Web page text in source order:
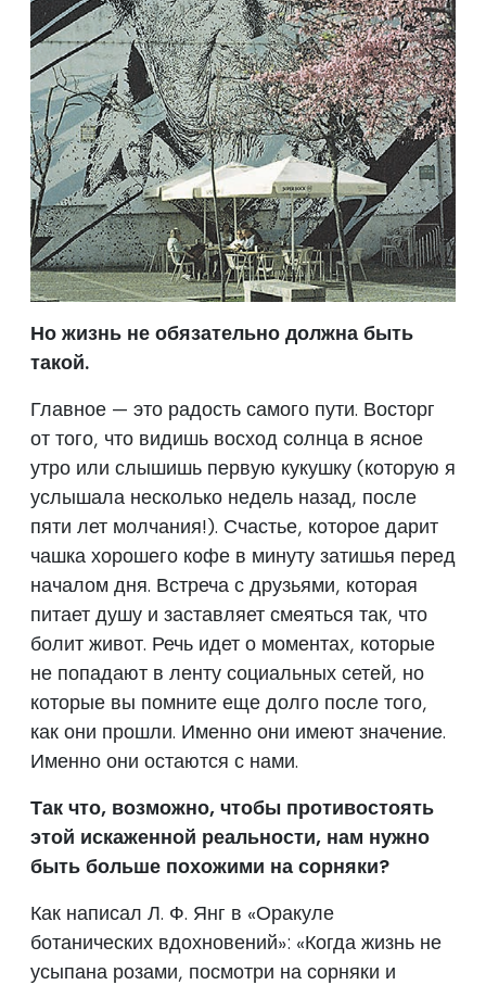
Но жизнь не обязательно должна быть
такой.
Главное — это радость самого пути. Восторг
от того, что видишь восход солнца в ясное
утро или слышишь первую кукушку (которую я
услышала несколько недель назад, после
пяти лет молчания!). Счастье, которое дарит
чашка хорошего кофе в минуту затишья перед
началом дня. Встреча с друзьями, которая
питает душу и заставляет смеяться так, что
болит живот. Речь идет о моментах, которые
не попадают в ленту социальных сетей, но
которые вы помните еще долго после того,
как они прошли. Именно они имеют значение.
Именно они остаются с нами.
Так что, возможно, чтобы противостоять
этой искаженной реальности, нам нужно
быть больше похожими на сорняки?
Как написал Л. Ф. Янг в «Оракуле
ботанических вдохновений»: «Когда жизнь не
усыпана розами, посмотри на сорняки и